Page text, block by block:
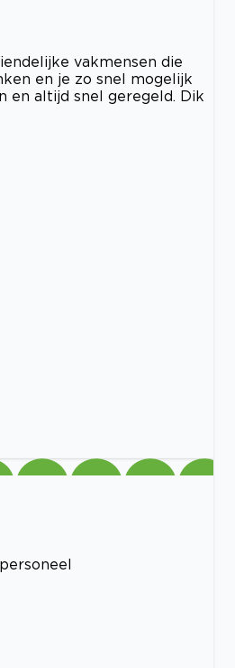
vakmensen die
en je zo snel mogelijk
en altijd snel geregeld. Dik